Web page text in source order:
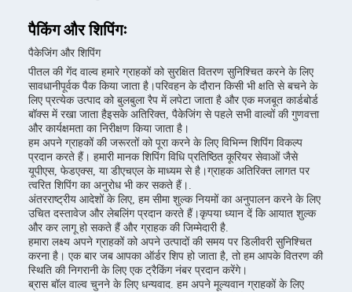
पैकिंग और शिपिंगः
पैकेजिंग और शिपिंग
पीतल की गेंद वाल्व हमारे ग्राहकों को सुरक्षित वितरण सुनिश्चित करने के लिए
सावधानीपूर्वक पैक किया जाता है।परिवहन के दौरान किसी भी क्षति से बचने के
लिए प्रत्येक उत्पाद को बुलबुला रैप में लपेटा जाता है और एक मजबूत कार्डबोर्ड
बॉक्स में रखा जाता हैइसके अतिरिक्त, पैकेजिंग से पहले सभी वाल्वों की गुणवत्ता
और कार्यक्षमता का निरीक्षण किया जाता है।
हम अपने ग्राहकों की जरूरतों को पूरा करने के लिए विभिन्न शिपिंग विकल्प
प्रदान करते हैं। हमारी मानक शिपिंग विधि प्रतिष्ठित कूरियर सेवाओं जैसे
यूपीएस, फेडएक्स, या डीएचएल के माध्यम से है।ग्राहक अतिरिक्त लागत पर
त्वरित शिपिंग का अनुरोध भी कर सकते हैं।.
अंतरराष्ट्रीय आदेशों के लिए, हम सीमा शुल्क नियमों का अनुपालन करने के लिए
उचित दस्तावेज और लेबलिंग प्रदान करते हैं।कृपया ध्यान दें कि आयात शुल्क
और कर लागू हो सकते हैं और ग्राहक की जिम्मेदारी है.
हमारा लक्ष्य अपने ग्राहकों को अपने उत्पादों की समय पर डिलीवरी सुनिश्चित
करना है। एक बार जब आपका ऑर्डर शिप हो जाता है, तो हम आपके वितरण की
स्थिति की निगरानी के लिए एक ट्रैकिंग नंबर प्रदान करेंगे।
ब्रास बॉल वाल्व चुनने के लिए धन्यवाद. हम अपने मूल्यवान ग्राहकों के लिए